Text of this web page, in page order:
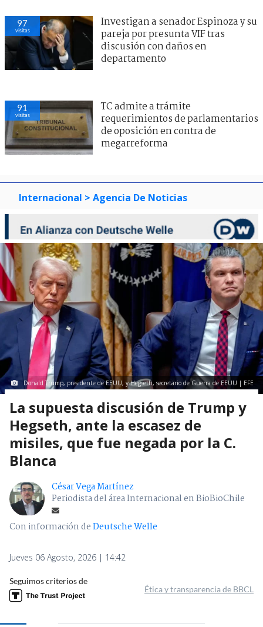
97
visitas
Investigan a senador Espinoza y su
pareja por presunta VIF tras
discusión con daños en
departamento
91
visitas
TC admite a trámite
requerimientos de parlamentarios
de oposición en contra de
megarreforma
Internacional > Agencia De Noticias
Donald Trump, presidente de EEUU, y Hegseth, secretario de Guerra de EEUU | EFE
La supuesta discusión de Trump y
Hegseth, ante la escasez de
misiles, que fue negada por la C.
Blanca
César Vega Martínez
Periodista del área Internacional en BioBioChile
Con información deDeutsche Welle
Jueves 06 Agosto, 2026 | 14:42
Seguimos criterios de
Ética y transparencia de BBCL